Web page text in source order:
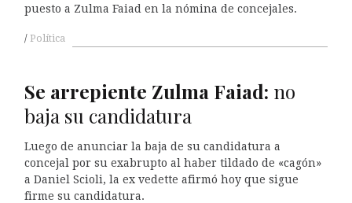
puesto a Zulma Faiad en la nómina de concejales.
Política
Se arrepiente Zulma Faiad: no
baja su candidatura
Luego de anunciar la baja de su candidatura a
concejal por su exabrupto al haber tildado de «cagón»
a Daniel Scioli, la ex vedette afirmó hoy que sigue
firme su candidatura.